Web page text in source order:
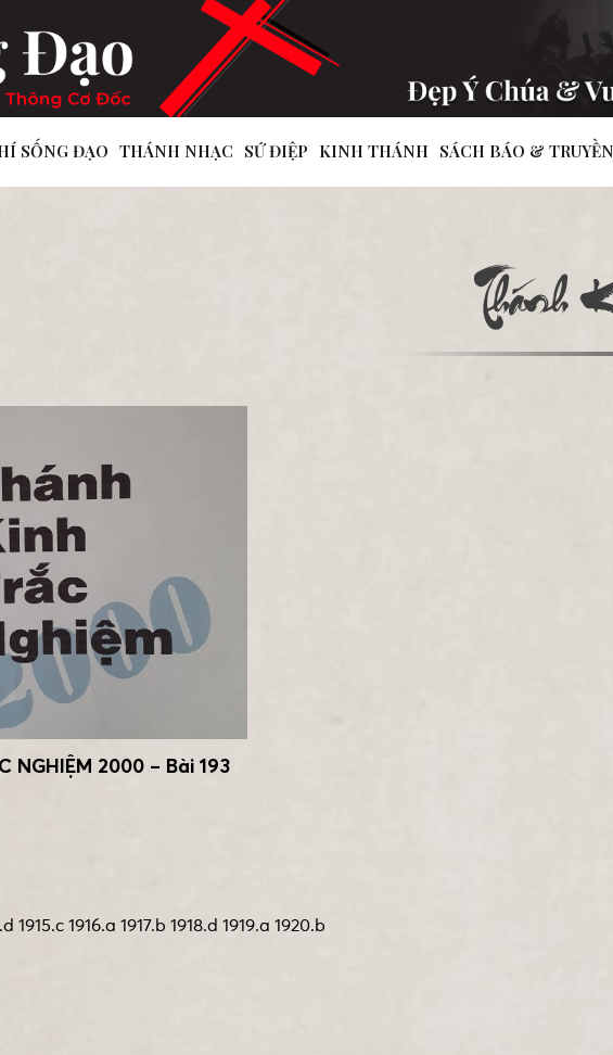
SỐNG ĐẠO THÁNH NHẠC SỨ ĐIỆP KINH THÁNH SÁCH BÁO &
Thánh
NGHIỆM 2000 – Bài 193
1915.c 1916.a 1917.b 1918.d 1919.a 1920.b